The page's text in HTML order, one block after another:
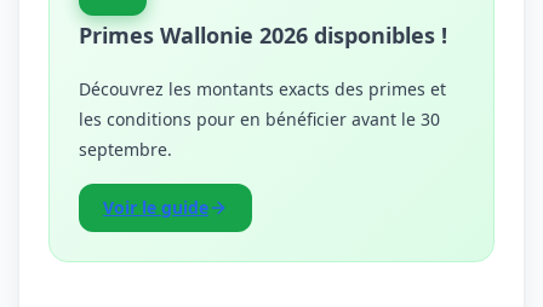
Primes Wallonie 2026 disponibles !
Découvrez les montants exacts des primes et
les conditions pour en bénéficier avant le 30
septembre.
Voir le guide